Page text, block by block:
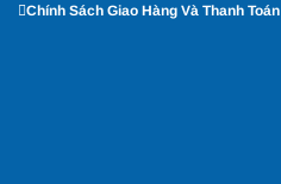
Chính Sách Giao Hàng Và Thanh Toán